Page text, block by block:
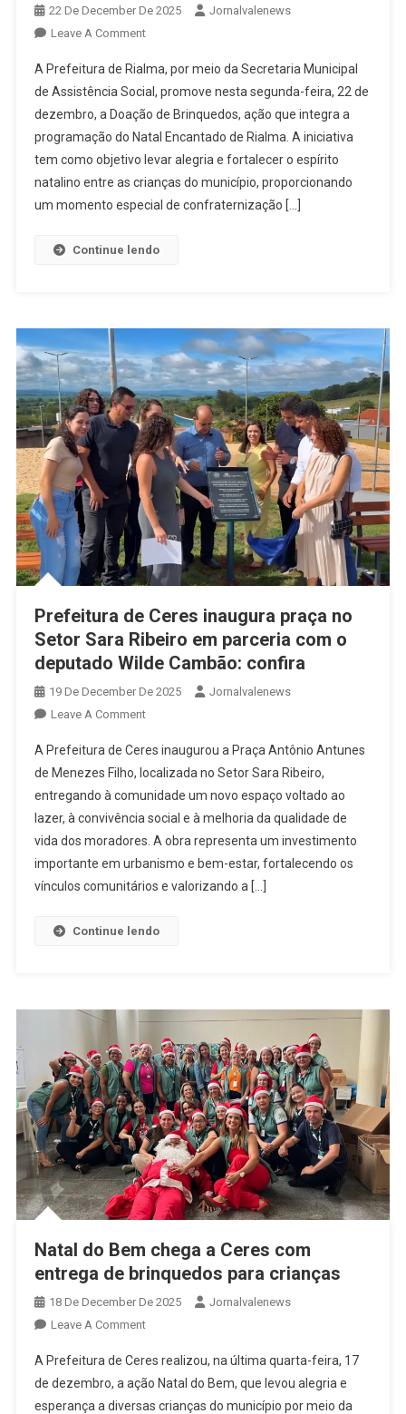
22 De December De 2025
Jornalvalenews
Leave A CommentOn
De
Rialma
Realiza
Doação
De
Brinquedos
Nesta
A Prefeitura de Rialma, por meio da Secretaria Municipal
de Assistência Social, promove nesta segunda-feira, 22 de
dezembro, a Doação de Brinquedos, ação que integra a
programação do Natal Encantado de Rialma. A iniciativa
tem como objetivo levar alegria e fortalecer o espírito
natalino entre as crianças do município, proporcionando
um momento especial de confraternização […]
Continue lendo
Prefeitura de Ceres inaugura praça no
Setor Sara Ribeiro em parceria com o
deputado Wilde Cambão: confira
19 De December De 2025
Jornalvalenews
Leave A CommentOn
De
Ceres
Inaugura
Praça
No
Setor
Sara
Wilde
Cambão:
Confira
A Prefeitura de Ceres inaugurou a Praça Antônio Antunes
de Menezes Filho, localizada no Setor Sara Ribeiro,
entregando à comunidade um novo espaço voltado ao
lazer, à convivência social e à melhoria da qualidade de
vida dos moradores. A obra representa um investimento
importante em urbanismo e bem-estar, fortalecendo os
vínculos comunitários e valorizando a […]
Continue lendo
Natal do Bem chega a Ceres com
entrega de brinquedos para crianças
18 De December De 2025
Jornalvalenews
Leave A CommentOn
Do
Bem
Chega
A Prefeitura de Ceres realizou, na última quarta-feira, 17
de dezembro, a ação Natal do Bem, que levou alegria e
esperança a diversas crianças do município por meio da